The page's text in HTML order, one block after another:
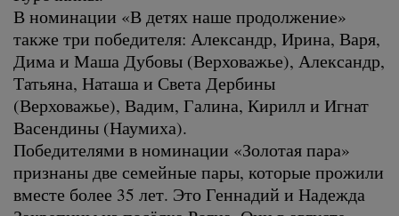
В номинации «В детях наше продолжение»
также три победителя: Александр, Ирина, Варя,
Дима и Маша Дубовы (Верховажье), Александр,
Татьяна, Наташа и Света Дербины
(Верховажье), Вадим, Галина, Кирилл и Игнат
Васендины (Наумиха).
Победителями в номинации «Золотая пара»
признаны две семейные пары, которые прожили
вместе более 35 лет. Это Геннадий и Надежда